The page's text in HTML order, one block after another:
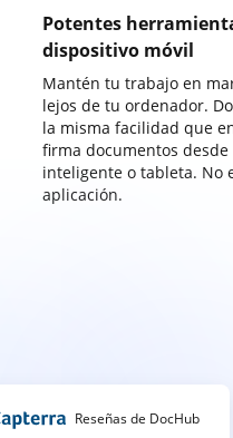
Potentes
dispositivo móvil
Mantén tu trabajo en
lejos de tu ordenador.
la misma facilidad que
firma documentos
inteligente o tableta. No
aplicación.
Reseñas de DocHub